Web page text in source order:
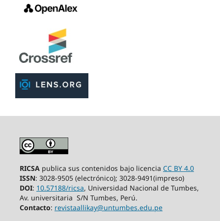
RICSApublica sus contenidos bajo licencia CC BY 4.0
ISSN: 3028-9505 (electrónico); 3028-9491(impreso)
DOI: 10.57188/ricsa, Universidad Nacional de Tumbes,
Av. universitaria S/N Tumbes, Perú.
Contacto: revistaallikay@untumbes.edu.pe